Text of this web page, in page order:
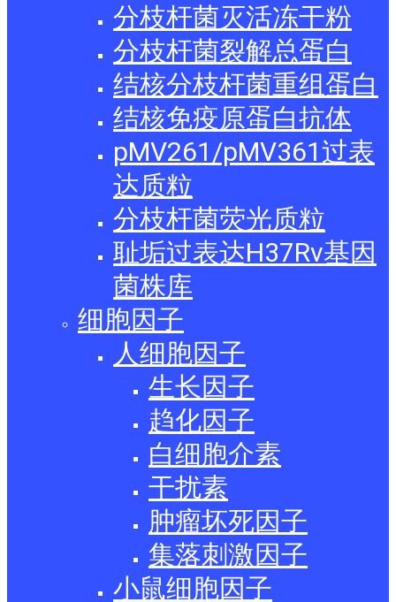
分枝杆菌灭活冻干粉
分枝杆菌裂解总蛋白
结核分枝杆菌重组蛋白
结核免疫原蛋白抗体
pMV261/pMV361过表
达质粒
分枝杆菌荧光质粒
耻垢过表达H37Rv基因
菌株库
细胞因子
人细胞因子
生长因子
趋化因子
白细胞介素
干扰素
肿瘤坏死因子
集落刺激因子
小鼠细胞因子